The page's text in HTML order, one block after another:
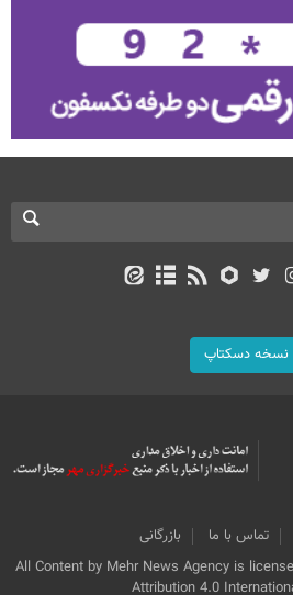
نسخه دسکتاپ
تماس با ما
بازرگانی
All Content by Mehr News Agency is
Attribution 4.0